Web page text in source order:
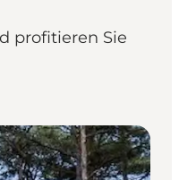
profitieren Sie